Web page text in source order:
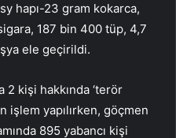
hapı-23 gram kokarca,
187 bin 400 tüp, 4,7
ele geçirildi.
2 kişi hakkında ‘terör
işlem yapılırken, göçmen
895 yabancı kişi